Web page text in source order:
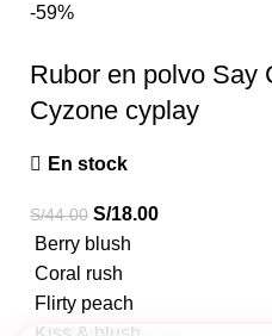
-59%
Rubor en polvo Say
Cyzone cyplay
En stock
S/44.00 S/18.00
Berry blush
Coral rush
Flirty peach